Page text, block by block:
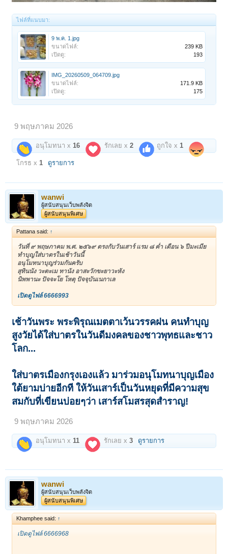
ไฟล์ที่แนบมา:
9 พ.ค. 1.jpg
ขนาดไฟล์:
239 KB
เปิดดู:
193
IMG_20260509_064709.jpg
ขนาดไฟล์:
171.9 KB
เปิดดู:
175
9 พฤษภาคม 2026
อนุโมทนา x16 รักเลย x2 ถูกใจ x1
โกรธ x1 ดูรายการ
wanwi
ผู้สนับสนุนเว็บพลังจิต
ผู้สนับสนุนพิเศษ
Pattana said: ↑
วันที่ ๙ พฤษภาคม พ.ศ. ๒๕๖๙ ตรงกับวันเสาร์ แรม ๘ ค่ำ เดือน ๖ ปีมะเมีย
ทำบุญใส่บาตรในเช้าวันนี้
อนุโมทนาบุญร่วมกันครับ
สุทินนัง วะตะเม ทานัง อาสะวักขะยาวะหัง
นิพพานะ ปัจจะโย โหตุ ปัจจุบันเนกาเล
เปิดดูไฟล์ 6666993
เช้าวันพระ พระพิรุณเมตตาเว้นวรรคฝน คนทำบุญ
สูงวัยได้ใส่บาตรในวันดีมงคลของชาวพุทธและชาว
โลก...
ใส่บาตรเมืองกรุงเองแล้ว มาร่วมอนุโมทนาบุญเมือง
ใต้ยามบ่ายอีกที ให้วันเสาร์เป็นวันหยุดที่มีความสุข
สมกับที่เขียนบ่อยๆว่า เสาร์สโมสรสุดสำราญ!
9 พฤษภาคม 2026
อนุโมทนา x11 รักเลย x3 ดูรายการ
wanwi
ผู้สนับสนุนเว็บพลังจิต
ผู้สนับสนุนพิเศษ
Khamphee said: ↑
เปิดดูไฟล์ 6666968